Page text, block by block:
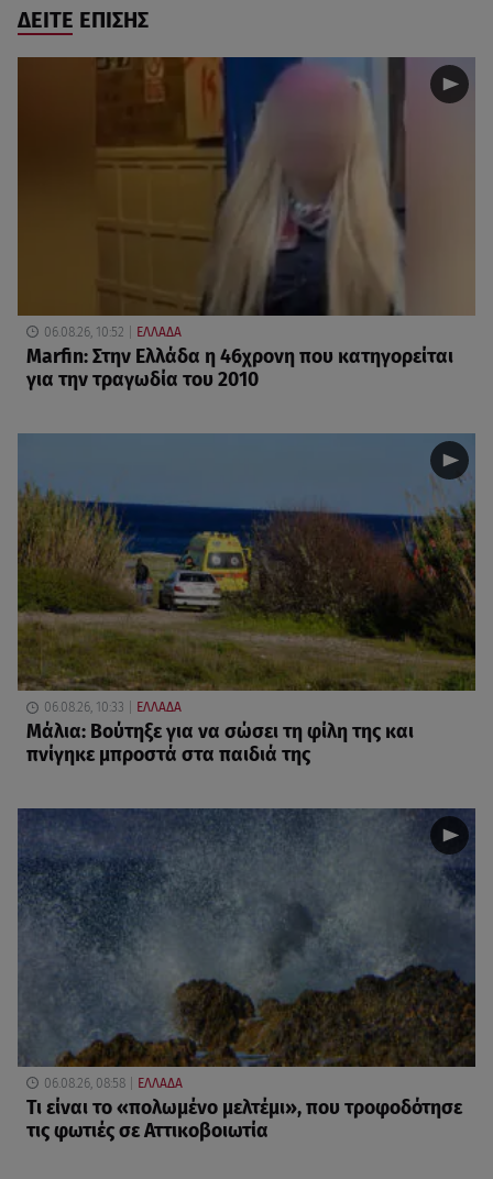
ΔΕΙΤΕ ΕΠΙΣΗΣ
06.08.26, 10:52 ΕΛΛΑΔΑ
Marfin: Στην Ελλάδα η 46χρονη που κατηγορείται
για την τραγωδία του 2010
06.08.26, 10:33 ΕΛΛΑΔΑ
Μάλια: Βούτηξε για να σώσει τη φίλη της και
πνίγηκε μπροστά στα παιδιά της
06.08.26, 08:58 ΕΛΛΑΔΑ
Τι είναι το «πολωμένο μελτέμι», που τροφοδότησε
τις φωτιές σε Αττικοβοιωτία